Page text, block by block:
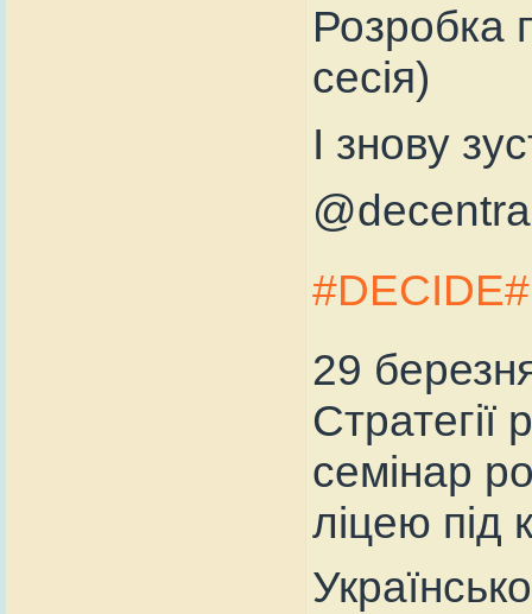
Розробка
сесія)
І знову
#DECIDE
29
семінар
ліцею під